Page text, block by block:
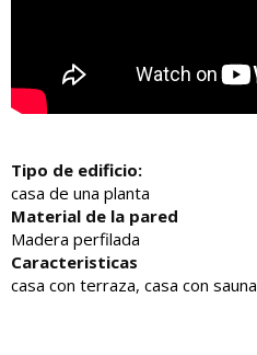
Tipo de edificio:
casa de una planta
Material de la pared
Madera perfilada
Caracteristicas
casa con terraza, casa con sauna